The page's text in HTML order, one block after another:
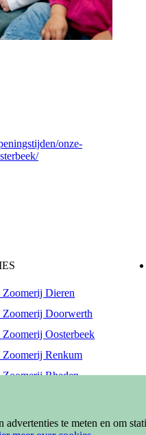
te meten en om
onze-
Zoomerij Dieren
Zoomerij Doorwerth
Zoomerij Oosterbeek
Zoomerij Renkum
Zoomerij Rheden
Zoomerij Velp-Rozendaal